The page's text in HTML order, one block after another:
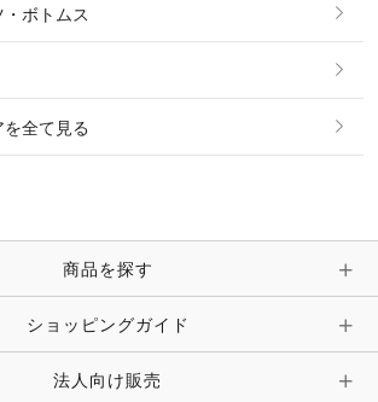
ーケース・革小物
チャーム・ストラップ
ング
・コサージュ
リー
ボトムス
全て見る
商品を探す
ショッピングガイド
法人向け販売